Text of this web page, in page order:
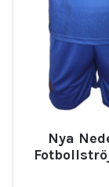
Nya